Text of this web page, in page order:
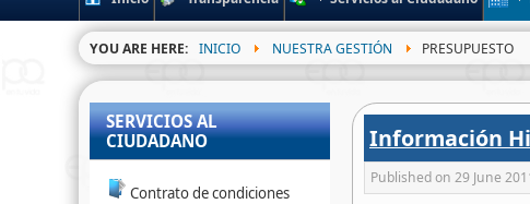
YOU ARE HERE: INICIO NUESTRA GESTIÓN PRESUPUESTO
Información
Published on 29 June
SERVICIOS AL
CIUDADANO
Contrato de condiciones